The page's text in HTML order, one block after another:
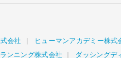
会社 ヒューマンアカデミー株式
ンニング株式会社 ダッシングデ